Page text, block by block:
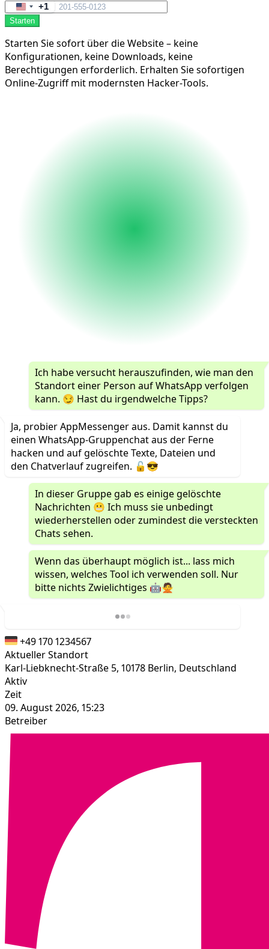
United
States
+1
Starten
Starten Sie sofort über die Website – keine
Konfigurationen, keine Downloads, keine
Berechtigungen erforderlich. Erhalten Sie sofortigen
Online-Zugriff mit modernsten Hacker-Tools.
Ich habe versucht herauszufinden, wie man den
Standort einer Person auf WhatsApp verfolgen
kann. 😏 Hast du irgendwelche Tipps?
Ja, probier AppMessenger aus. Damit kannst du
einen WhatsApp-Gruppenchat aus der Ferne
hacken und auf gelöschte Texte, Dateien und
den Chatverlauf zugreifen. 🔓😎
In dieser Gruppe gab es einige gelöschte
Nachrichten 😬 Ich muss sie unbedingt
wiederherstellen oder zumindest die versteckten
Chats sehen.
Wenn das überhaupt möglich ist... lass mich
wissen, welches Tool ich verwenden soll. Nur
bitte nichts Zwielichtiges 🤖🙅
+49 170 1234567
Aktueller Standort
Karl-Liebknecht-Straße 5, 10178 Berlin, Deutschland
Aktiv
Zeit
09. August 2026, 15:23
Betreiber